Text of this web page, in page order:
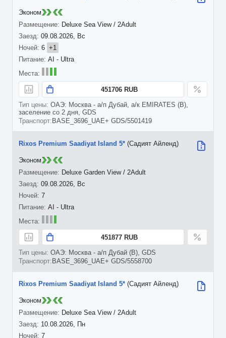
09.08.2026, Вс
6 +1
Deluxe Sea View / 2Adult
AI - Ultra
451706 RUB
ОАЭ: Москва - а/п Дубай, а/к EMIRATES (B),
заселение со 2 дня, GDS
BASE_3696_UAE+ GDS/5501419
Эконом
09.08.2026, Вс
7
Rixos Premium Saadiyat Island 5* (Садият Айленд)
Deluxe Garden View / 2Adult
AI - Ultra
451877 RUB
ОАЭ: Москва - а/п Дубай (B), GDS
BASE_3696_UAE+ GDS/5558700
Эконом
10.08.2026, Пн
7
Rixos Premium Saadiyat Island 5* (Садият Айленд)
Deluxe Sea View / 2Adult
Эконом